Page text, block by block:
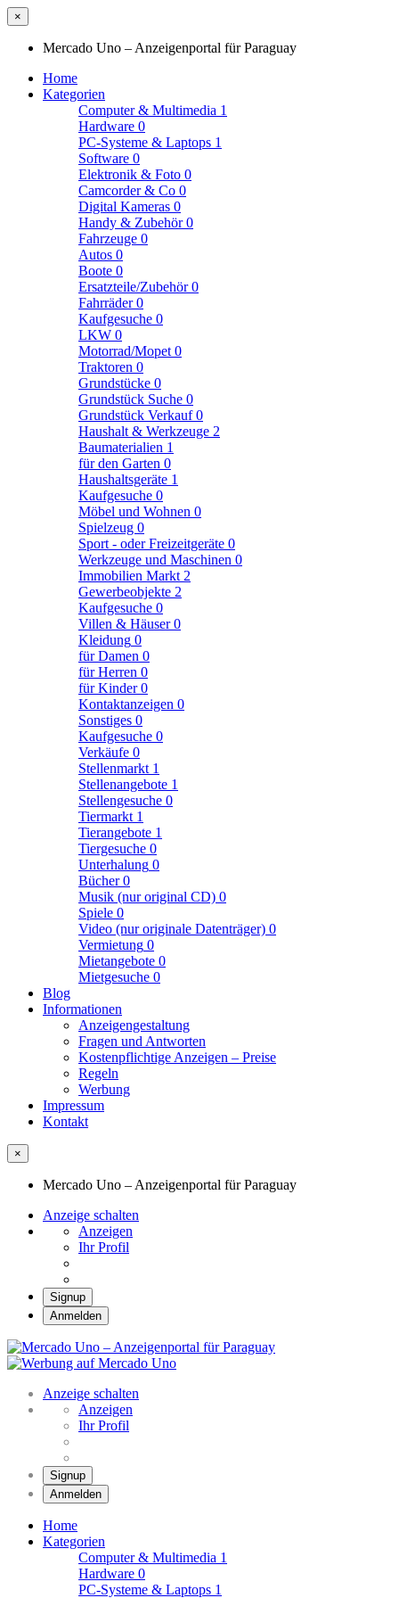
×
Mercado Uno – Anzeigenportal für Paraguay
Home
Kategorien
Computer & Multimedia 1
Hardware 0
PC-Systeme & Laptops 1
Software 0
Elektronik & Foto 0
Camcorder & Co 0
Digital Kameras 0
Handy & Zubehör0
Fahrzeuge 0
Autos 0
Boote 0
Ersatzteile/Zubehör0
Fahrräder0
Kaufgesuche 0
LKW 0
Motorrad/Mopet 0
Traktoren 0
Grundstücke 0
Grundstück Suche 0
Grundstück Verkauf0
Haushalt & Werkzeuge 2
Baumaterialien 1
für den Garten 0
Haushaltsgeräte 1
Kaufgesuche 0
Möbel und Wohnen 0
Spielzeug 0
Sport - oder Freizeitgeräte 0
Werkzeuge und Maschinen 0
Immobilien Markt 2
Gewerbeobjekte 2
Kaufgesuche 0
Villen & Häuser0
Kleidung 0
für Damen 0
für Herren 0
für Kinder0
Kontaktanzeigen 0
Sonstiges 0
Kaufgesuche 0
Verkäufe 0
Stellenmarkt 1
Stellenangebote 1
Stellengesuche 0
Tiermarkt 1
Tierangebote 1
Tiergesuche 0
Unterhalung 0
Bücher0
Musik (nur original CD) 0
Spiele 0
Video (nur originale Datenträger) 0
Vermietung 0
Mietangebote 0
Mietgesuche 0
Blog
Informationen
Anzeigengestaltung
Fragen und Antworten
Kostenpflichtige Anzeigen – Preise
Regeln
Werbung
Impressum
Kontakt
×
Mercado Uno – Anzeigenportal für Paraguay
Anzeige schalten
Anzeigen
Ihr Profil
Signup
Anmelden
Anzeige schalten
Anzeigen
Ihr Profil
Signup
Anmelden
Home
Kategorien
Computer & Multimedia 1
Hardware 0
PC-Systeme & Laptops 1